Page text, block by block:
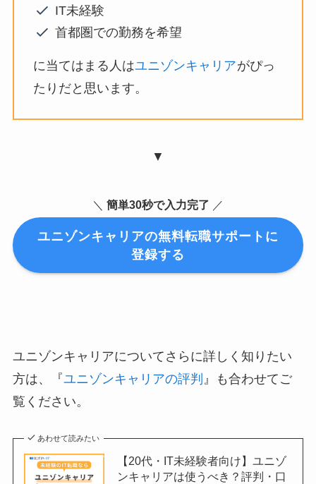
IT未経験
首都圏での勤務を希望
に当てはまる人はユニゾンキャリアがぴっ
たりだと思います。
▼
＼ 簡単30秒で入力完了 ／
ユニゾンキャリアの無料転職サポートに
登録する
ユニゾンキャリアについてさらに詳しく知りたい
方は、『ユニゾンキャリアの評判 』も合わせてご
覧ください。
あわせて読みたい
【20代・IT未経験者向け】ユニゾ
ンキャリアは使うべき？評判・口